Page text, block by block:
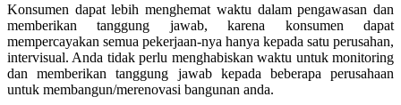
Konsumen dapat lebih menghemat waktu dalam pengawasan dan
memberikan tanggung jawab, karena konsumen dapat
mempercayakan semua pekerjaan-nya hanya kepada satu perusahan,
intervisual. Anda tidak perlu menghabiskan waktu untuk monitoring
dan memberikan tanggung jawab kepada beberapa perusahaan
untuk membangun/merenovasi bangunan anda.